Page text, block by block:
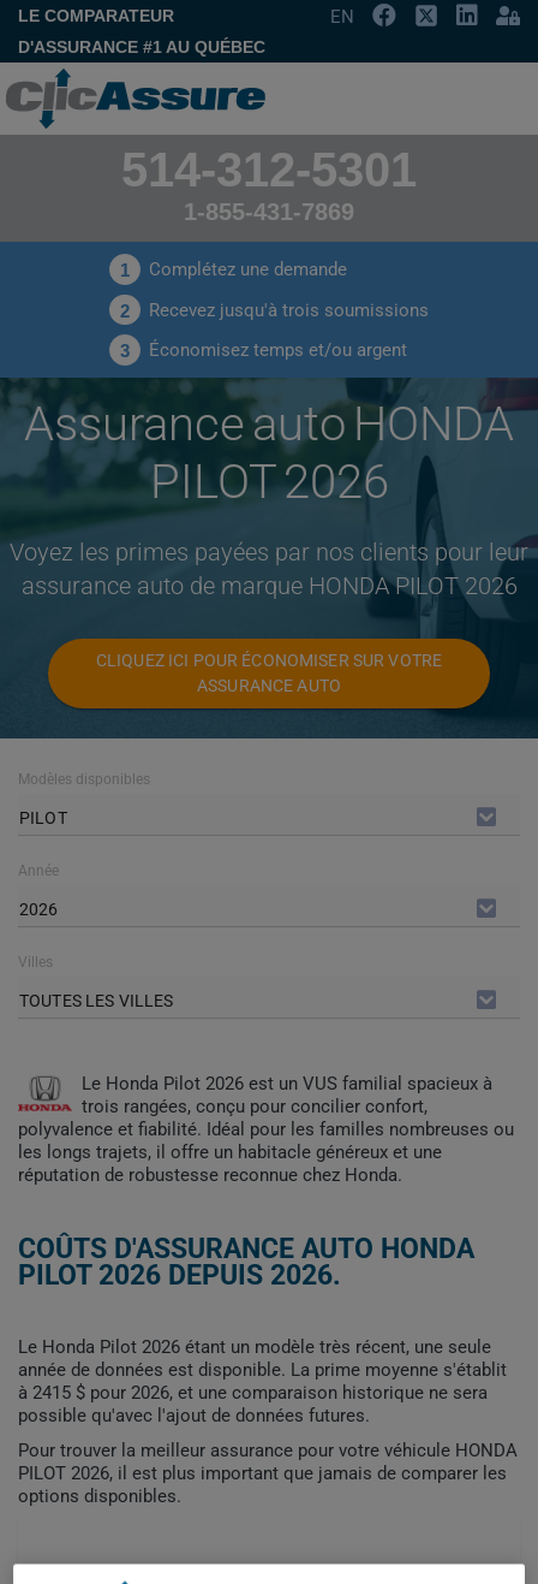
LE COMPARATEUR
D'ASSURANCE #1 AU QUÉBEC
EN
514-312-5301
1-855-431-7869
1 Complétez une demande
2 Recevez jusqu'à trois soumissions
3 Économisez temps et/ou argent
Assurance auto HONDA
PILOT 2026
Voyez les primes payées par nos clients pour leur
assurance auto de marque HONDA PILOT 2026
CLIQUEZ ICI POUR ÉCONOMISER SUR VOTRE
ASSURANCE AUTO
Modèles disponibles
PILOT
Année
2026
Villes
TOUTES LES VILLES
Le Honda Pilot 2026 est un VUS familial spacieux à
trois rangées, conçu pour concilier confort,
polyvalence et fiabilité. Idéal pour les familles nombreuses ou
les longs trajets, il offre un habitacle généreux et une
réputation de robustesse reconnue chez Honda.
COÛTS D'ASSURANCE AUTO HONDA
PILOT 2026 DEPUIS 2026.
Le Honda Pilot 2026 étant un modèle très récent, une seule
année de données est disponible. La prime moyenne s'établit
à 2415 $ pour 2026, et une comparaison historique ne sera
possible qu'avec l'ajout de données futures.
Pour trouver la meilleur assurance pour votre véhicule HONDA
PILOT 2026, il est plus important que jamais de comparer les
options disponibles.